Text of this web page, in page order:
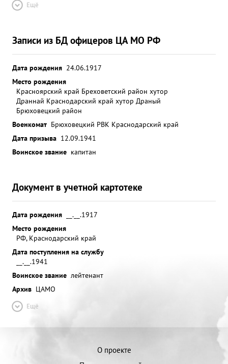
Ещё
Записи из БД офицеров ЦА МО РФ
Дата рождения 24.06.1917
Место рождения
Красноярский край Бреховетский район хутор
Драннай Краснодарский край хутор Драный
Брюховецкий район
Военкомат Брюховецкий РВК Краснодарский край
Дата призыва 12.09.1941
Воинское звание капитан
Документ в учетной картотеке
Дата рождения
__.__.1917
Место рождения
РФ, Краснодарский край
Дата поступления на службу
__.__.1941
Воинское звание лейтенант
Архив ЦАМО
Ещё
О проекте